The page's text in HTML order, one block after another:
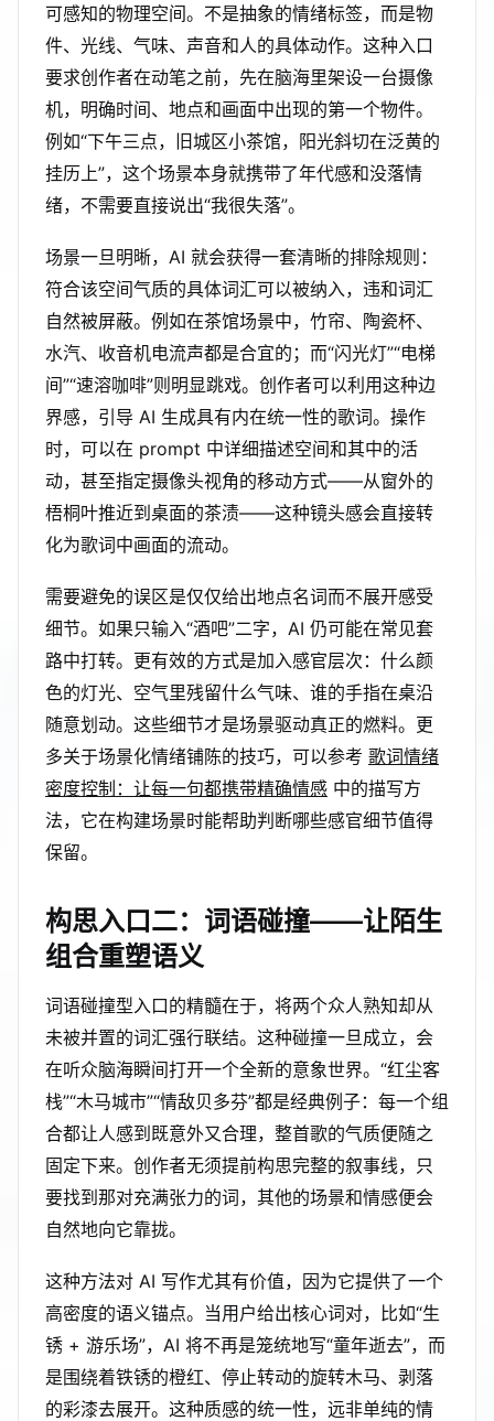
可感知的物理空间。不是抽象的情绪标签，而是物
件、光线、气味、声音和人的具体动作。这种入口
要求创作者在动笔之前，先在脑海里架设一台摄像
机，明确时间、地点和画面中出现的第一个物件。
例如“下午三点，旧城区小茶馆，阳光斜切在泛黄的
挂历上”，这个场景本身就携带了年代感和没落情
绪，不需要直接说出“我很失落”。
场景一旦明晰，AI 就会获得一套清晰的排除规则：
符合该空间气质的具体词汇可以被纳入，违和词汇
自然被屏蔽。例如在茶馆场景中，竹帘、陶瓷杯、
水汽、收音机电流声都是合宜的；而“闪光灯”“电梯
间”“速溶咖啡”则明显跳戏。创作者可以利用这种边
界感，引导 AI 生成具有内在统一性的歌词。操作
时，可以在 prompt 中详细描述空间和其中的活
动，甚至指定摄像头视角的移动方式——从窗外的
梧桐叶推近到桌面的茶渍——这种镜头感会直接转
化为歌词中画面的流动。
需要避免的误区是仅仅给出地点名词而不展开感受
细节。如果只输入“酒吧”二字，AI 仍可能在常见套
路中打转。更有效的方式是加入感官层次：什么颜
色的灯光、空气里残留什么气味、谁的手指在桌沿
随意划动。这些细节才是场景驱动真正的燃料。更
多关于场景化情绪铺陈的技巧，可以参考 歌词情绪
密度控制：让每一句都携带精确情感 中的描写方
法，它在构建场景时能帮助判断哪些感官细节值得
保留。
构思入口二：词语碰撞——让陌生
组合重塑语义
词语碰撞型入口的精髓在于，将两个众人熟知却从
未被并置的词汇强行联结。这种碰撞一旦成立，会
在听众脑海瞬间打开一个全新的意象世界。“红尘客
栈”“木马城市”“情敌贝多芬”都是经典例子：每一个组
合都让人感到既意外又合理，整首歌的气质便随之
固定下来。创作者无须提前构思完整的叙事线，只
要找到那对充满张力的词，其他的场景和情感便会
自然地向它靠拢。
这种方法对 AI 写作尤其有价值，因为它提供了一个
高密度的语义锚点。当用户给出核心词对，比如“生
锈 + 游乐场”，AI 将不再是笼统地写“童年逝去”，而
是围绕着铁锈的橙红、停止转动的旋转木马、剥落
的彩漆去展开。这种质感的统一性，远非单纯的情